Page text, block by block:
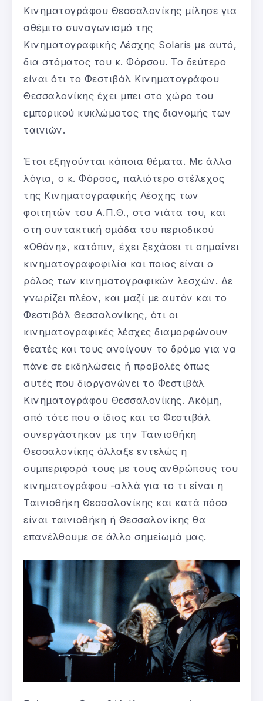
Κινηματογράφου Θεσσαλονίκης μίλησε για
αθέμιτο συναγωνισμό της
Κινηματογραφικής Λέσχης Solaris με αυτό,
δια στόματος του κ. Φόρσου. Το δεύτερο
είναι ότι το Φεστιβάλ Κινηματογράφου
Θεσσαλονίκης έχει μπει στο χώρο του
εμπορικού κυκλώματος της διανομής των
ταινιών.
Έτσι εξηγούνται κάποια θέματα. Με άλλα
λόγια, ο κ. Φόρσος, παλιότερο στέλεχος
της Κινηματογραφικής Λέσχης των
φοιτητών του Α.Π.Θ., στα νιάτα του, και
στη συντακτική ομάδα του περιοδικού
«Οθόνη», κατόπιν, έχει ξεχάσει τι σημαίνει
κινηματογραφοφιλία και ποιος είναι ο
ρόλος των κινηματογραφικών λεσχών. Δε
γνωρίζει πλέον, και μαζί με αυτόν και το
Φεστιβάλ Θεσσαλονίκης, ότι οι
κινηματογραφικές λέσχες διαμορφώνουν
θεατές και τους ανοίγουν το δρόμο για να
πάνε σε εκδηλώσεις ή προβολές όπως
αυτές που διοργανώνει το Φεστιβάλ
Κινηματογράφου Θεσσαλονίκης. Ακόμη,
από τότε που ο ίδιος και το Φεστιβάλ
συνεργάστηκαν με την Ταινιοθήκη
Θεσσαλονίκης άλλαξε εντελώς η
συμπεριφορά τους με τους ανθρώπους του
κινηματογράφου -αλλά για το τι είναι η
Ταινιοθήκη Θεσσαλονίκης και κατά πόσο
είναι ταινιοθήκη ή Θεσσαλονίκης θα
επανέλθουμε σε άλλο σημείωμά μας.